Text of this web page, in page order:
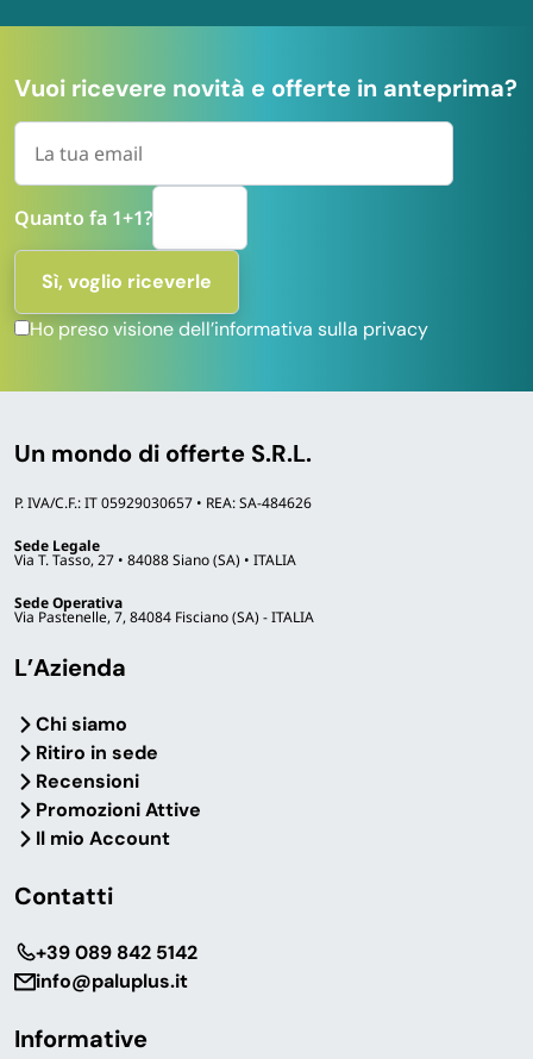
Vuoi ricevere novità e offerte in anteprima?
Quanto fa 1+1?
Ho preso visione dell’informativa sulla privacy
Un mondo di offerte S.R.L.
P. IVA/C.F.: IT 05929030657 • REA: SA-484626
Sede Legale
Via T. Tasso, 27 • 84088 Siano (SA) • ITALIA
Sede Operativa
Via Pastenelle, 7, 84084 Fisciano (SA) - ITALIA
L’Azienda
Chi siamo
Ritiro in sede
Recensioni
Promozioni Attive
Il mio Account
Contatti
‎+39 089 842 5142
info@paluplus.it
Informative